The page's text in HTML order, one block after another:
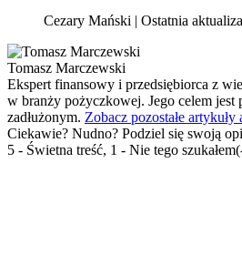
Cezary Mański | Ostatnia
Tomasz Marczewski
Ekspert finansowy i przedsiębiorca z
w branży pożyczkowej. Jego celem jest
zadłużonym. Zobacz pozostałe artykuły
Ciekawie? Nudno? Podziel się swoją
5 - Świetna treść, 1 - Nie tego